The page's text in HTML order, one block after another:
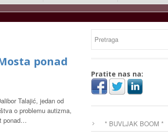
ponad
Talajić, jedan od
o problemu autizma,
ponad…
Pratite nas na:
* BUVLJAK BOOM *